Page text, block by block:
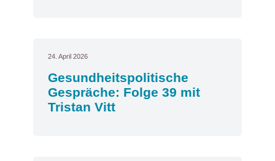
24. April 2026
Gesundheitspolitische
Gespräche: Folge 39 mit
Tristan Vitt